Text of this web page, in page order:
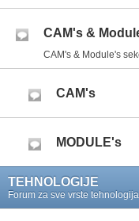
CAM's &
CAM's & Module's
CAM's
MODULE's
TEHNOLOGIJE
Forum za sve vrste